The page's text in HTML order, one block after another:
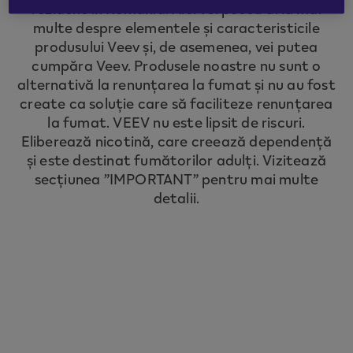
to redirect you to the country you are
located in.
CONTINUE
rezident în România. Aici vei putea afla mai
multe despre elementele și caracteristicile
produsului Veev și, de asemenea, vei putea
cumpăra Veev. Produsele noastre nu sunt o
alternativă la renunțarea la fumat și nu au fost
create ca soluție care să faciliteze renunțarea
la fumat. VEEV nu este lipsit de riscuri.
Eliberează nicotină, care creează dependență
și este destinat fumătorilor adulți. Vizitează
secțiunea ”IMPORTANT” pentru mai multe
detalii.